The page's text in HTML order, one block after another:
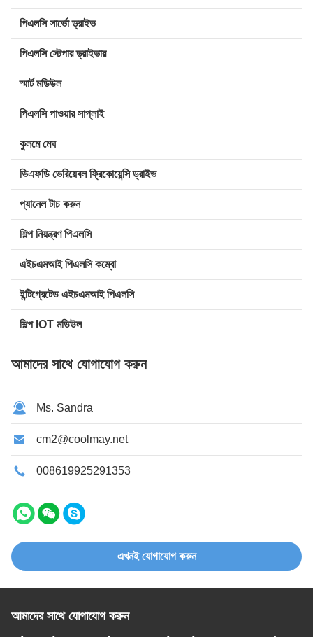
পিএলসি সার্ভো ড্রাইভ
পিএলসি স্টেপার ড্রাইভার
স্মার্ট মডিউল
পিএলসি পাওয়ার সাপ্লাই
কুলমে মেঘ
ভিএফডি ভেরিয়েবল ফ্রিকোয়েন্সি ড্রাইভ
প্যানেল টাচ করুন
শিল্প নিয়ন্ত্রণ পিএলসি
এইচএমআই পিএলসি কম্বো
ইন্টিগ্রেটেড এইচএমআই পিএলসি
শিল্প IOT মডিউল
আমাদের সাথে যোগাযোগ করুন
Ms. Sandra
cm2@coolmay.net
008619925291353
এখনই যোগাযোগ করুন
আমাদের সাথে যোগাযোগ করুন